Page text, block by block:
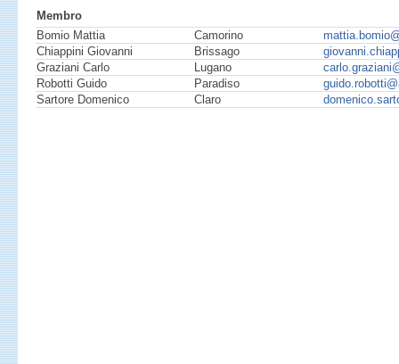
Membro
Bomio Mattia
Camorino
Chiappini Giovanni
Brissago
Graziani Carlo
Lugano
Robotti Guido
Paradiso
Sartore Domenico
Claro